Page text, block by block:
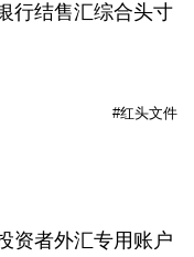
行结售汇综合头寸
#红头文件
资者外汇专用账户